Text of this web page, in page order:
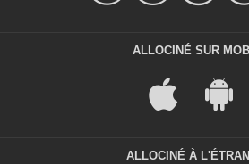
ALLOCINÉ SUR
ALLOCINÉ À